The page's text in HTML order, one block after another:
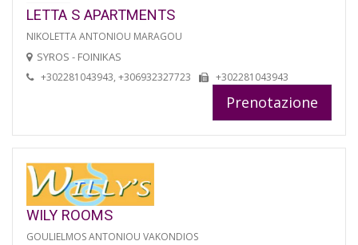
LETTA S APARTMENTS
NIKOLETTA ANTONIOU MARAGOU
SYROS - FOINIKAS
+302281043943, +306932327723 +302281043943
Prenotazione
WILY ROOMS
GOULIELMOS ANTONIOU VAKONDIOS